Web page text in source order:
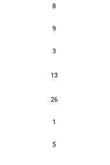
8
9
3
13
26
1
5